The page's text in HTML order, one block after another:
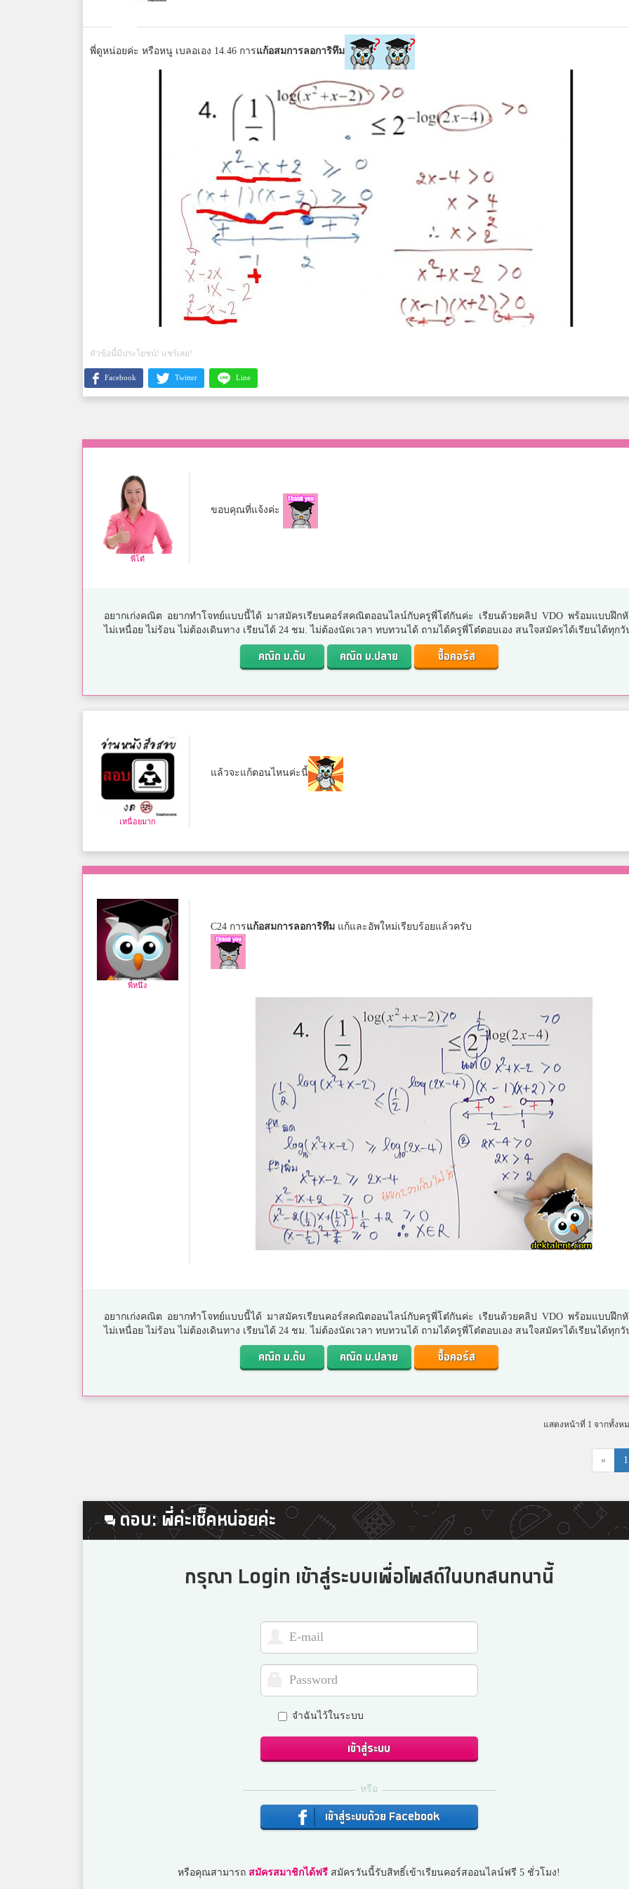
พี่ดูหน่อยค่ะ หรือหนู เบลอเอง 14.46 การแก้อสมการลอการิทึม
หัวข้อนี้มีประโยชน์! แชร์เลย!
Facebook Twitter Line
พี่โต๋
ขอบคุณที่แจ้งค่ะ
อยากเก่งคณิต อยากทำโจทย์แบบนี้ได้ มาสมัครเรียนคอร์สคณิตออนไลน์กับครูพี่โต๋กันค่ะ เรียนด้วยคลิป VDO พร้อมแบบฝึก
ไม่เหนื่อย ไม่ร้อน ไม่ต้องเดินทาง เรียนได้ 24 ชม. ไม่ต้องนัดเวลา ทบทวนได้ ถามได้ครูพี่โต๋ตอบเอง สนใจสมัครได้เรียนได้ทุกวั
คณิต ม.ต้น คณิต ม.ปลาย ซื้อคอร์ส
เหนื่อยมาก
แล้วจะแก้ตอนไหนค่ะนี้
พี่หนึ่ง
C24 การแก้อสมการลอการิทึมแก้และอัพใหม่เรียบร้อยแล้วครับ
อยากเก่งคณิต อยากทำโจทย์แบบนี้ได้ มาสมัครเรียนคอร์สคณิตออนไลน์กับครูพี่โต๋กันค่ะ เรียนด้วยคลิป VDO พร้อมแบบฝึก
ไม่เหนื่อย ไม่ร้อน ไม่ต้องเดินทาง เรียนได้ 24 ชม. ไม่ต้องนัดเวลา ทบทวนได้ ถามได้ครูพี่โต๋ตอบเอง สนใจสมัครได้เรียนได้ทุกวั
คณิต ม.ต้น คณิต ม.ปลาย ซื้อคอร์ส
แสดงหน้าที่ 1 จากทั้งห
« 1
ตอบ: พี่ค่ะเช็คหน่อยค่ะ
กรุณา Login เข้าสู่ระบบเพื่อโพสต์ในบทสนทนานี้
จำฉันไว้ในระบบ
เข้าสู่ระบบ
หรือ
เข้าสู่ระบบด้วย Facebook
หรือคุณสามารถ สมัครสมาชิกได้ฟรี สมัครวันนี้รับสิทธิ์เข้าเรียนคอร์สออนไลน์ฟรี 5 ชั่วโมง!